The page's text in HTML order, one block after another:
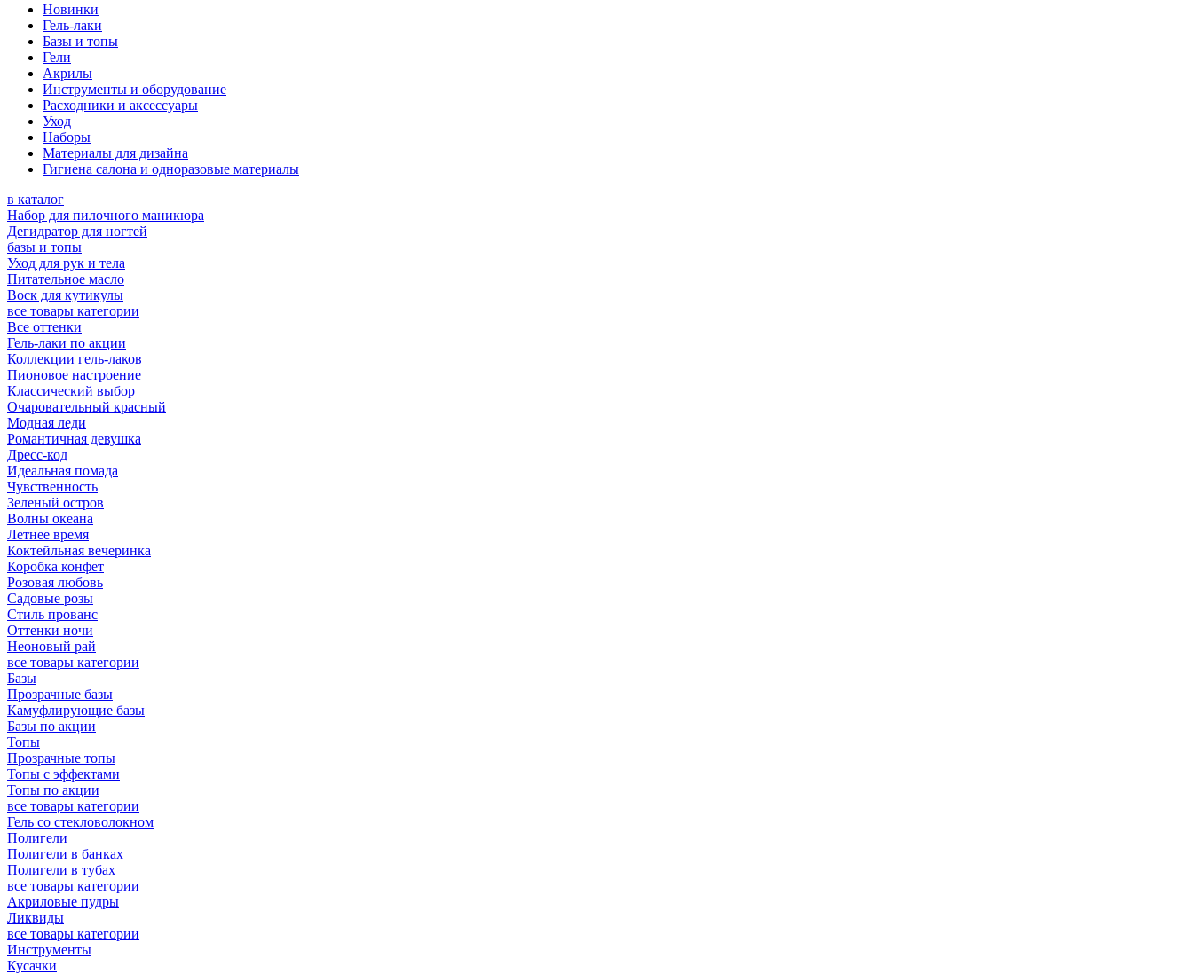
Новинки
Гель-лаки
Базы и топы
Гели
Акрилы
Инструменты и оборудование
Расходники и аксессуары
Уход
Наборы
Материалы для дизайна
Гигиена салона и одноразовые материалы
в каталог
Набор для пилочного маникюра
Дегидратор для ногтей
базы и топы
Уход для рук и тела
Питательное масло
Воск для кутикулы
все товары категории
Все оттенки
Гель-лаки по акции
Коллекции гель-лаков
Пионовое настроение
Классический выбор
Очаровательный красный
Модная леди
Романтичная девушка
Дресс-код
Идеальная помада
Чувственность
Зеленый остров
Волны океана
Летнее время
Коктейльная вечеринка
Коробка конфет
Розовая любовь
Садовые розы
Стиль прованс
Оттенки ночи
Неоновый рай
все товары категории
Базы
Прозрачные базы
Камуфлирующие базы
Базы по акции
Топы
Прозрачные топы
Топы с эффектами
Топы по акции
все товары категории
Гель со стекловолокном
Полигели
Полигели в банках
Полигели в тубах
все товары категории
Акриловые пудры
Ликвиды
все товары категории
Инструменты
Кусачки